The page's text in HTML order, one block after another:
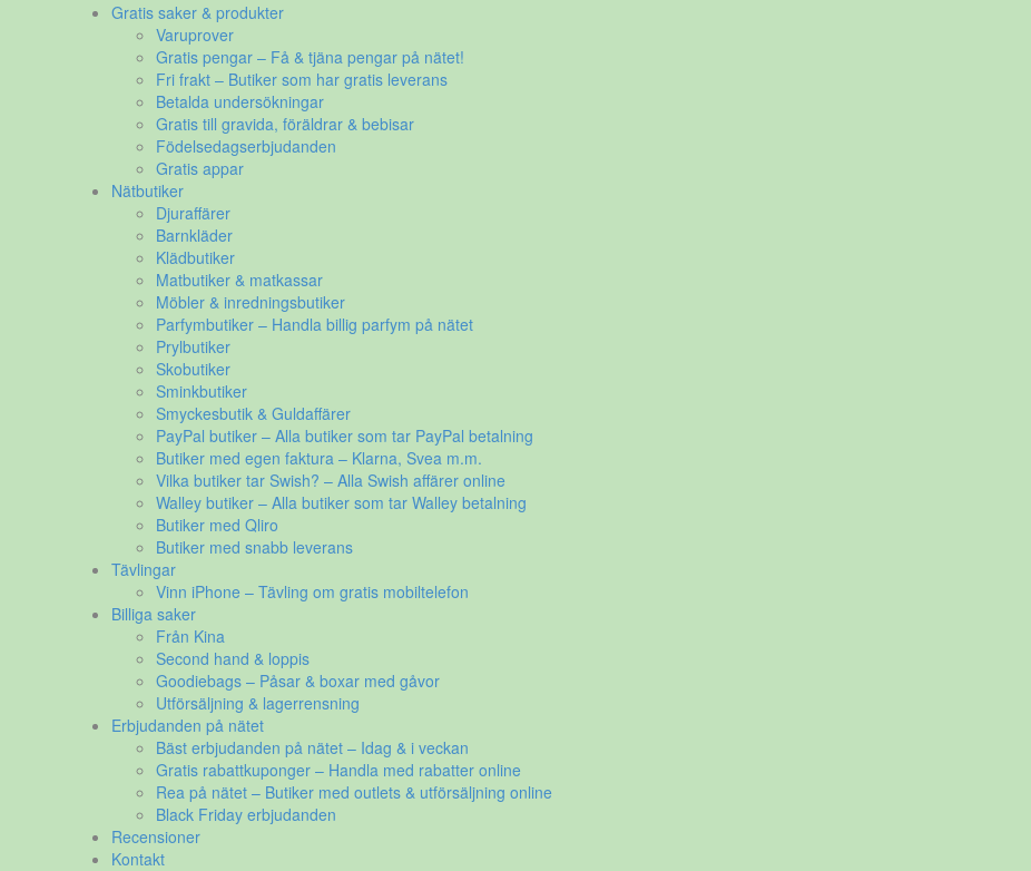
Gratis saker & produkter
Varuprover
Gratis pengar – Få & tjäna pengar på nätet!
Fri frakt – Butiker som har gratis leverans
Betalda undersökningar
Gratis till gravida, föräldrar & bebisar
Födelsedagserbjudanden
Gratis appar
Nätbutiker
Djuraffärer
Barnkläder
Klädbutiker
Matbutiker & matkassar
Möbler & inredningsbutiker
Parfymbutiker – Handla billig parfym på nätet
Prylbutiker
Skobutiker
Sminkbutiker
Smyckesbutik & Guldaffärer
PayPal butiker – Alla butiker som tar PayPal betalning
Butiker med egen faktura – Klarna, Svea m.m.
Vilka butiker tar Swish? – Alla Swish affärer online
Walley butiker – Alla butiker som tar Walley betalning
Butiker med Qliro
Butiker med snabb leverans
Tävlingar
Vinn iPhone – Tävling om gratis mobiltelefon
Billiga saker
Från Kina
Second hand & loppis
Goodiebags – Påsar & boxar med gåvor
Utförsäljning & lagerrensning
Erbjudanden på nätet
Bäst erbjudanden på nätet – Idag & i veckan
Gratis rabattkuponger – Handla med rabatter online
Rea på nätet – Butiker med outlets & utförsäljning online
Black Friday erbjudanden
Recensioner
Kontakt